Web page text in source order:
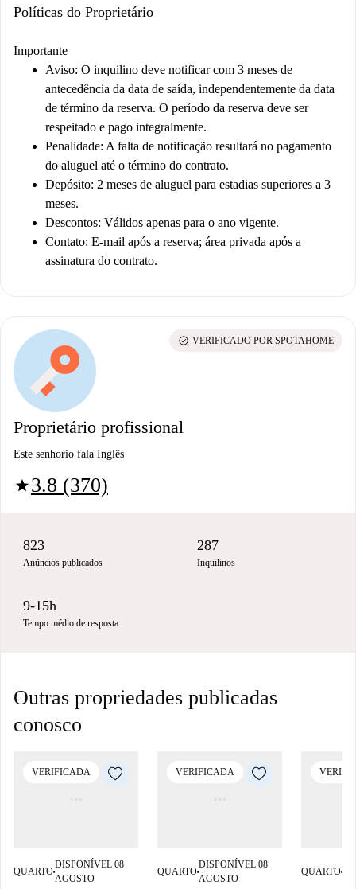
Políticas do Proprietário
Importante
Aviso: O inquilino deve notificar com 3 meses de
antecedência da data de saída, independentemente da data
de término da reserva. O período da reserva deve ser
respeitado e pago integralmente.
Penalidade: A falta de notificação resultará no pagamento
do aluguel até o término do contrato.
Depósito: 2 meses de aluguel para estadias superiores a 3
meses.
Descontos: Válidos apenas para o ano vigente.
Contato: E-mail após a reserva; área privada após a
assinatura do contrato.
Proprietário profissional
Este senhorio fala Inglês
star3.8 (370)
check_circle VERIFICADO POR SPOTAHOME
823
Anúncios publicados
287
Inquilinos
9-15h
Tempo médio de resposta
Outras propriedades publicadas
conosco
VERIFICADA
QUARTO■
DISPONÍVEL 08
AGOSTO
VERIFICADA
QUARTO■
DISPONÍVEL 08
AGOSTO
QUARTO■